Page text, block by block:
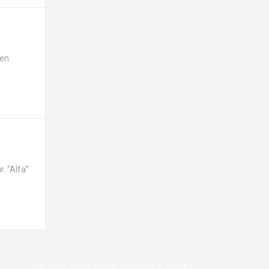
“Alfa”